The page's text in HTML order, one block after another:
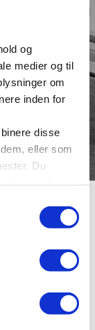
og
medier og til
om
inden for
disse
eller som
Du
Navngivet i